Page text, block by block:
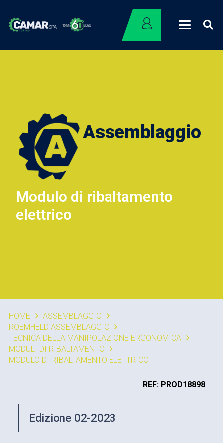
Assemblaggio
Modulo di ribaltamento
elettrico
HOME
ASSEMBLAGGIO
ROEMHELD ASSEMBLAGGIO
TECNICA DELLA MANIPOLAZIONE ERGONOMICA
MODULI DI RIBALTAMENTO
MODULO DI RIBALTAMENTO ELETTRICO
Edizione 02-2023
REF: PROD18898